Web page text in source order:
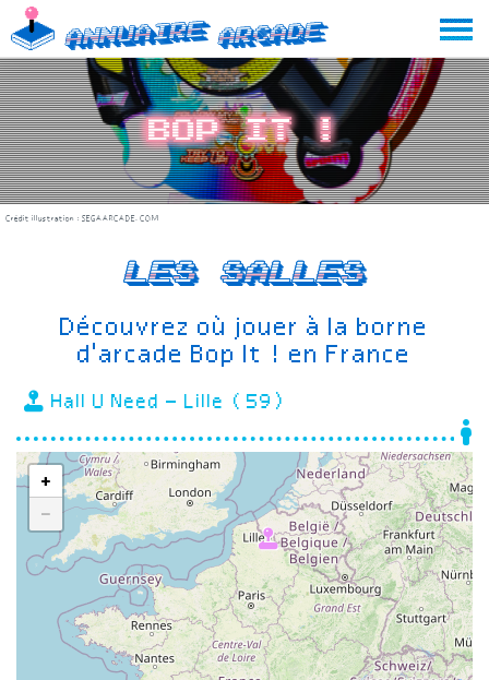
Skip
to
content
Annuaire Arcade
Crédit illustration : SEGAARCADE.COM
Bop It !
Les salles
Découvrez où jouer à la borne
d'arcade Bop It ! en France
Hall U Need – Lille (59)
+
−